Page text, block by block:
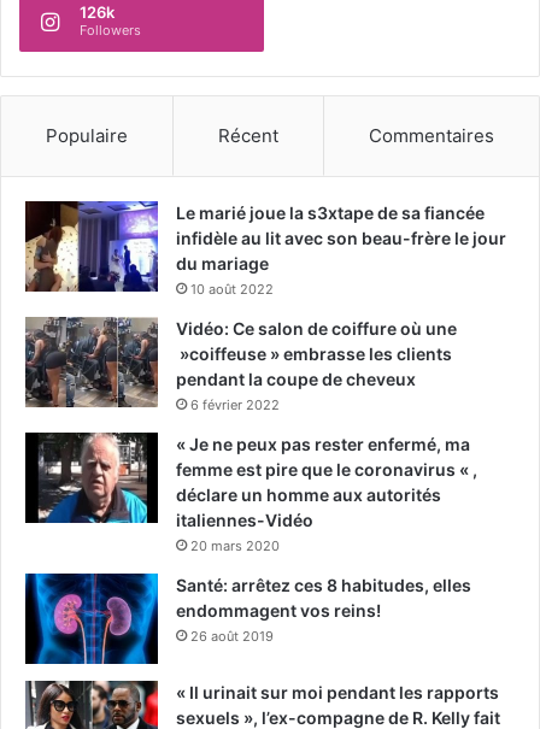
126k
Followers
Populaire Récent Commentaires
Le marié joue la s3xtape de sa fiancée
infidèle au lit avec son beau-frère le jour
du mariage
10 août 2022
Vidéo: Ce salon de coiffure où une
»coiffeuse » embrasse les clients
pendant la coupe de cheveux
6 février 2022
« Je ne peux pas rester enfermé, ma
femme est pire que le coronavirus « ,
déclare un homme aux autorités
italiennes-Vidéo
20 mars 2020
Santé: arrêtez ces 8 habitudes, elles
endommagent vos reins!
26 août 2019
« Il urinait sur moi pendant les rapports
sexuels », l’ex-compagne de R. Kelly fait